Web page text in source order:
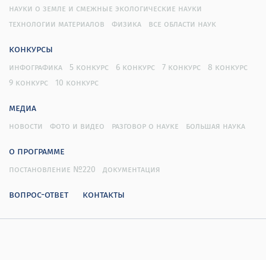
науки о земле и смежные экологические науки
технологии материалов
физика все области наук
конкурсы
инфографика 5 конкурс 6 конкурс 7 конкурс
8 конкурс
9 конкурс
10 конкурс
медиа
новости фото и видео разговор о науке большая наука
о программе
постановление №220 документация
вопрос-ответ контакты